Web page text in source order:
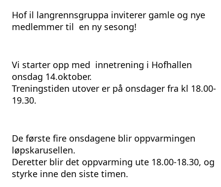
Hof il langrennsgruppa inviterer gamle og nye
medlemmer til  en ny sesong!
Vi starter opp med  innetrening i Hofhallen
onsdag 14.oktober.
Treningstiden utover er på onsdager fra kl 18.00-
19.30.
De første fire onsdagene blir oppvarmingen
løpskarusellen.
Deretter blir det oppvarming ute 18.00-18.30, og
styrke inne den siste timen.